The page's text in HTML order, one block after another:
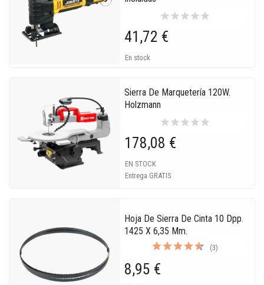
starstarstarstarstar
41,72 €
En stock
Sierra De Marquetería 120W.
Holzmann
starstarstarstarstar
178,08 €
EN STOCK
Entrega GRATIS
Hoja De Sierra De Cinta 10 Dpp.
1425 X 6,35 Mm.
(3)
8,95 €